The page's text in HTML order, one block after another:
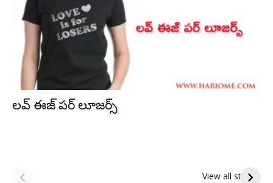
లవ్ ఈజ్ పర్ లూజర్స్
View all stories
పితృదేవతల ఆశీర్వాదం
ఇంద్రకీలాద్రి గిరి ప్రదక్షిణ